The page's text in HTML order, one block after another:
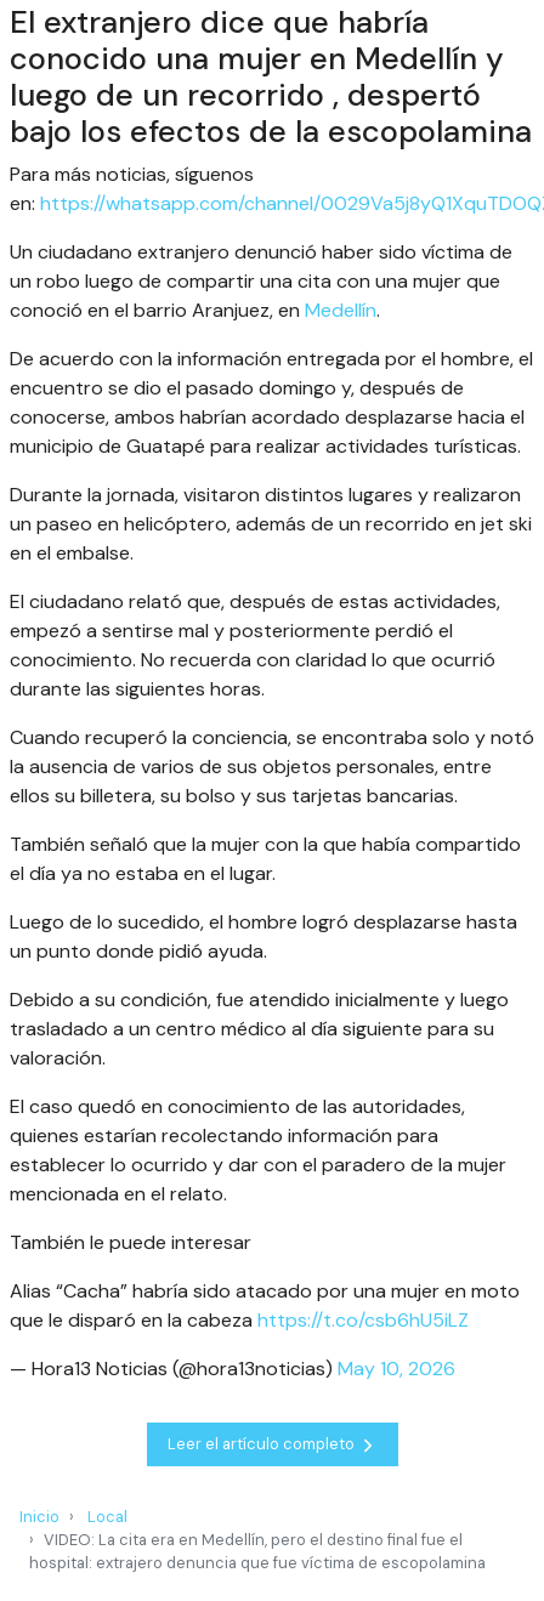
El extranjero dice que habría
conocido una mujer en Medellín y
luego de un recorrido , despertó
bajo los efectos de la escopolamina
Para más noticias, síguenos
en: https://whatsapp.com/channel/
Un ciudadano extranjero denunció haber sido víctima de
un robo luego de compartir una cita con una mujer que
conoció en el barrio Aranjuez, en Medellín.
De acuerdo con la información entregada por el hombre, el
encuentro se dio el pasado domingo y, después de
conocerse, ambos habrían acordado desplazarse hacia el
municipio de Guatapé para realizar actividades turísticas.
Durante la jornada, visitaron distintos lugares y realizaron
un paseo en helicóptero, además de un recorrido en jet ski
en el embalse.
El ciudadano relató que, después de estas actividades,
empezó a sentirse mal y posteriormente perdió el
conocimiento. No recuerda con claridad lo que ocurrió
durante las siguientes horas.
Cuando recuperó la conciencia, se encontraba solo y notó
la ausencia de varios de sus objetos personales, entre
ellos su billetera, su bolso y sus tarjetas bancarias.
También señaló que la mujer con la que había compartido
el día ya no estaba en el lugar.
Luego de lo sucedido, el hombre logró desplazarse hasta
un punto donde pidió ayuda.
Debido a su condición, fue atendido inicialmente y luego
trasladado a un centro médico al día siguiente para su
valoración.
El caso quedó en conocimiento de las autoridades,
quienes estarían recolectando información para
establecer lo ocurrido y dar con el paradero de la mujer
mencionada en el relato.
También le puede interesar
Alias “Cacha” habría sido atacado por una mujer en moto
que le disparó en la cabeza https://t.co/csb6hU5iLZ
— Hora13 Noticias (@hora13noticias) May 10, 2026
Leer el artículo completo
Inicio
Local
VIDEO: La cita era en Medellín, pero el destino final fue el
hospital: extrajero denuncia que fue víctima de escopolamina